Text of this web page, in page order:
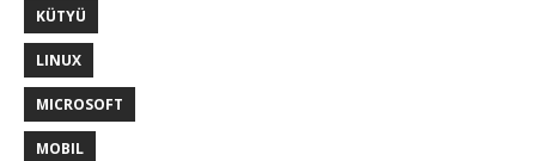
KÜTYÜ
LINUX
MICROSOFT
MOBIL